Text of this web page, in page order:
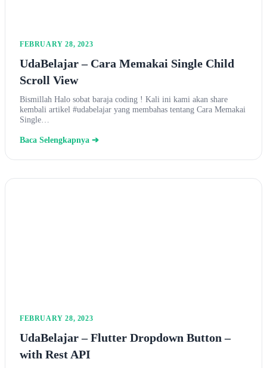
FEBRUARY 28, 2023
UdaBelajar – Cara Memakai Single Child
Scroll View
Bismillah Halo sobat baraja coding ! Kali ini kami akan share
kembali artikel #udabelajar yang membahas tentang Cara Memakai
Single…
Baca Selengkapnya ➔
FEBRUARY 28, 2023
UdaBelajar – Flutter Dropdown Button –
with Rest API